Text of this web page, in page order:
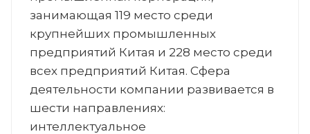
занимающая 119 место среди
крупнейших промышленных
предприятий Китая и 228 место среди
всех предприятий Китая. Сфера
деятельности компании развивается в
шести направлениях:
интеллектуальное